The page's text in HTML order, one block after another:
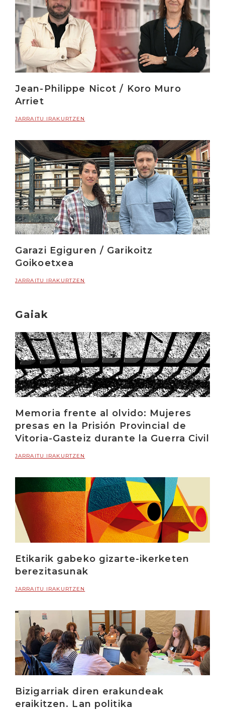
Jean-Philippe Nicot / Koro Muro
Arriet
JARRAITU IRAKURTZEN
Garazi Egiguren / Garikoitz
Goikoetxea
JARRAITU IRAKURTZEN
Gaiak
Memoria frente al olvido: Mujeres
presas en la Prisión Provincial de
Vitoria-Gasteiz durante la Guerra Civil
JARRAITU IRAKURTZEN
Etikarik gabeko gizarte-ikerketen
berezitasunak
JARRAITU IRAKURTZEN
Bizigarriak diren erakundeak
eraikitzen. Lan politika